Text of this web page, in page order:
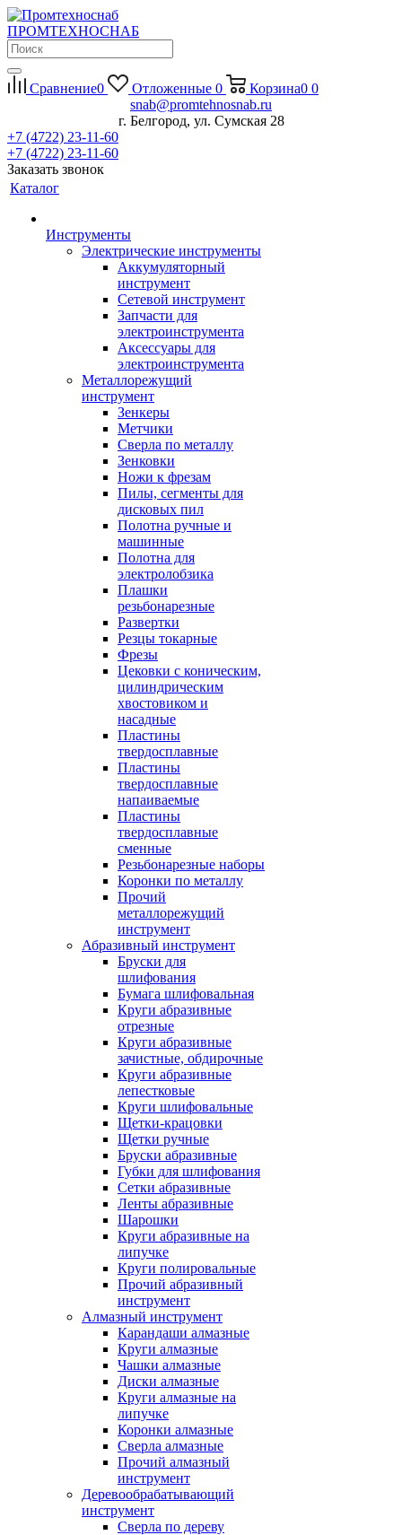
ПРОМТЕХНОСНАБ
Сравнение0 Отложенные 0 Корзина0 0
snab@promtehnosnab.ru
г. Белгород, ул. Сумская 28
+7 (4722) 23-11-60
+7 (4722) 23-11-60
Заказать звонок
Каталог
Инструменты
Электрические инструменты
Аккумуляторный
инструмент
Сетевой инструмент
Запчасти для
электроинструмента
Аксессуары для
электроинструмента
Металлорежущий
инструмент
Зенкеры
Метчики
Сверла по металлу
Зенковки
Ножи к фрезам
Пилы, сегменты для
дисковых пил
Полотна ручные и
машинные
Полотна для
электролобзика
Плашки
резьбонарезные
Развертки
Резцы токарные
Фрезы
Цековки с коническим,
цилиндрическим
хвостовиком и
насадные
Пластины
твердосплавные
Пластины
твердосплавные
напаиваемые
Пластины
твердосплавные
сменные
Резьбонарезные наборы
Коронки по металлу
Прочий
металлорежущий
инструмент
Абразивный инструмент
Бруски для
шлифования
Бумага шлифовальная
Круги абразивные
отрезные
Круги абразивные
зачистные, обдирочные
Круги абразивные
лепестковые
Круги шлифовальные
Щетки-крацовки
Щетки ручные
Бруски абразивные
Губки для шлифования
Сетки абразивные
Ленты абразивные
Шарошки
Круги абразивные на
липучке
Круги полировальные
Прочий абразивный
инструмент
Алмазный инструмент
Карандаши алмазные
Круги алмазные
Чашки алмазные
Диски алмазные
Круги алмазные на
липучке
Коронки алмазные
Сверла алмазные
Прочий алмазный
инструмент
Деревообрабатывающий
инструмент
Сверла по дереву